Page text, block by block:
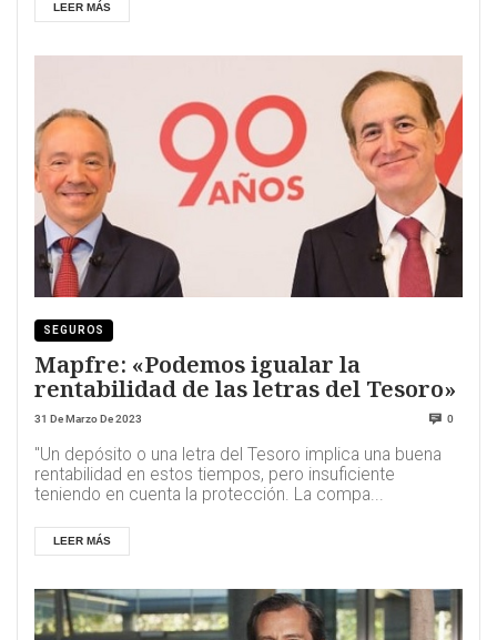
LEER MÁS
SEGUROS
Mapfre: «Podemos igualar la
rentabilidad de las letras del Tesoro»
31 De Marzo De 2023 0
"Un depósito o una letra del Tesoro implica una buena
rentabilidad en estos tiempos, pero insuficiente
teniendo en cuenta la protección. La compa...
LEER MÁS